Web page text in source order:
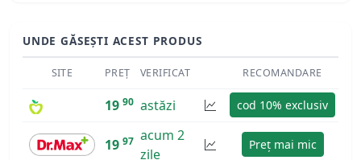
UNDE GĂSEȘTI ACEST PRODUS
SITE PREȚ VERIFICAT RECOMANDARE
19 90 astăzi cod 10% exclusiv
19 97 acum 2
zile
Preț mai mic